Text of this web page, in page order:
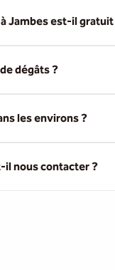
Jambes est-il gratuit
dégâts ?
les environs ?
il nous contacter ?